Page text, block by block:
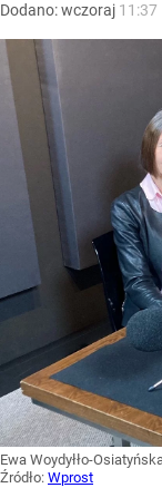
Dodano:wczoraj 11:37
Ewa Woydyłło-
Źródło: Wprost